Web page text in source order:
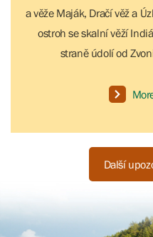
a věže Maják, Dračí věž a
ostroh se skalní věží
straně údolí od
Další